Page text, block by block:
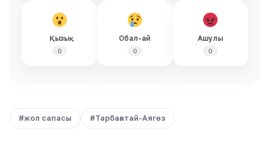
Қызық
0
Обал-ай
0
Ашулы
0
#жол сапасы #Тарбағатай-Аягөз